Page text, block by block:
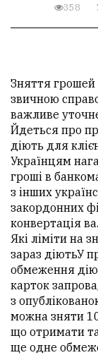
358
Зняття грошей
звичною
важливе
Йдеться про
діють для
Українцям
гроші в
з інших
закордонних
конвертація
Які ліміти на
зараз діютьУ
обмеження
карток
з
можна зняти
що отримати
ще одне